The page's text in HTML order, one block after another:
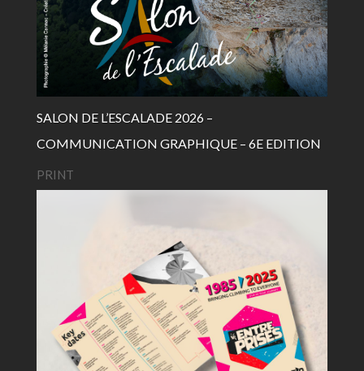
SALON DE L’ESCALADE 2026 –
COMMUNICATION GRAPHIQUE – 6E EDITION
PRINT